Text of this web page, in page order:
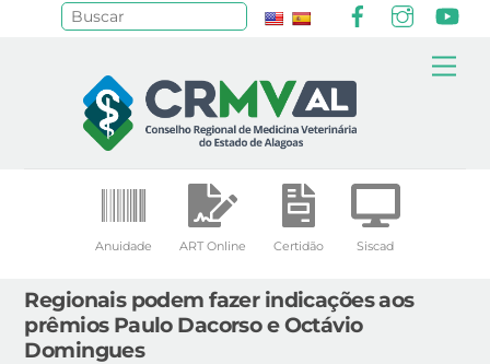
Anuidade ART Online Certidão Siscad
Regionais podem fazer indicações aos
prêmios Paulo Dacorso e Octávio
Domingues